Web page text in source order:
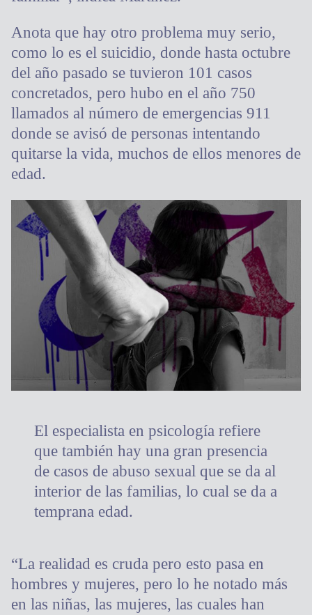
Anota que hay otro problema muy serio,
como lo es el suicidio, donde hasta octubre
del año pasado se tuvieron 101 casos
concretados, pero hubo en el año 750
llamados al número de emergencias 911
donde se avisó de personas intentando
quitarse la vida, muchos de ellos menores de
edad.
El especialista en psicología refiere
que también hay una gran presencia
de casos de abuso sexual que se da al
interior de las familias, lo cual se da a
temprana edad.
“La realidad es cruda pero esto pasa en
hombres y mujeres, pero lo he notado más
en las niñas, las mujeres, las cuales han